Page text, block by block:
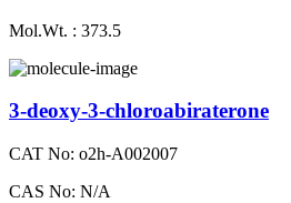
Mol.Wt. : 373.5
3-deoxy-3-chloroabiraterone
CAT No: o2h-A002007
CAS No: N/A